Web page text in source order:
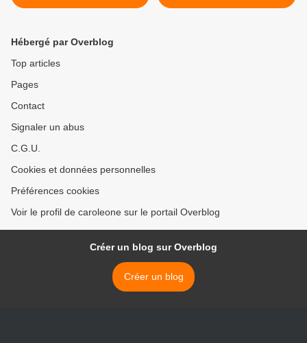
les voisins en défense du
Hébergé par Overblog
Top articles
Pages
Contact
Signaler un abus
C.G.U.
Cookies et données personnelles
Préférences cookies
Voir le profil de caroleone sur le portail Overblog
Créer un blog sur Overblog
Créer un blog